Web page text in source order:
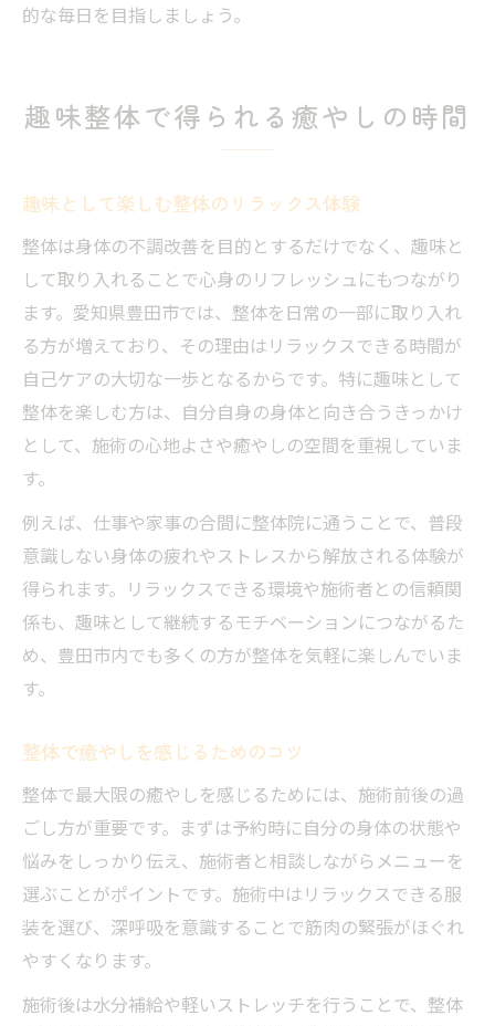
的な毎日を目指しましょう。
趣味整体で得られる癒やしの時間
趣味として楽しむ整体のリラックス体験
整体は身体の不調改善を目的とするだけでなく、趣味と
して取り入れることで心身のリフレッシュにもつながり
ます。愛知県豊田市では、整体を日常の一部に取り入れ
る方が増えており、その理由はリラックスできる時間が
自己ケアの大切な一歩となるからです。特に趣味として
整体を楽しむ方は、自分自身の身体と向き合うきっかけ
として、施術の心地よさや癒やしの空間を重視していま
す。
例えば、仕事や家事の合間に整体院に通うことで、普段
意識しない身体の疲れやストレスから解放される体験が
得られます。リラックスできる環境や施術者との信頼関
係も、趣味として継続するモチベーションにつながるた
め、豊田市内でも多くの方が整体を気軽に楽しんでいま
す。
整体で癒やしを感じるためのコツ
整体で最大限の癒やしを感じるためには、施術前後の過
ごし方が重要です。まずは予約時に自分の身体の状態や
悩みをしっかり伝え、施術者と相談しながらメニューを
選ぶことがポイントです。施術中はリラックスできる服
装を選び、深呼吸を意識することで筋肉の緊張がほぐれ
やすくなります。
施術後は水分補給や軽いストレッチを行うことで、整体